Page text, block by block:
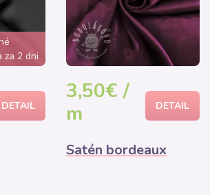
za 2 dni
DETAIL
3,50€ /
m
DETAIL
Satén bordeaux